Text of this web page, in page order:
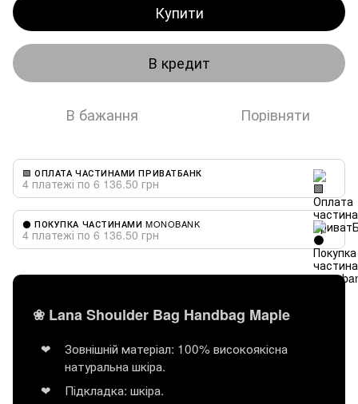
Купити
В кредит
В бажання Порівняти
🟩 ОПЛАТА ЧАСТИНАМИ ПРИВАТБАНК
4 платежі по 6 136.50 грн
⚫ ПОКУПКА ЧАСТИНАМИ MONOBANK
4 платежі по 6 136.50 грн
❀ Lana Shoulder Bag Handbag Maple
Зовнішній матеріал: 100% високоякісна
натуральна шкіра.
Підкладка: шкіра.